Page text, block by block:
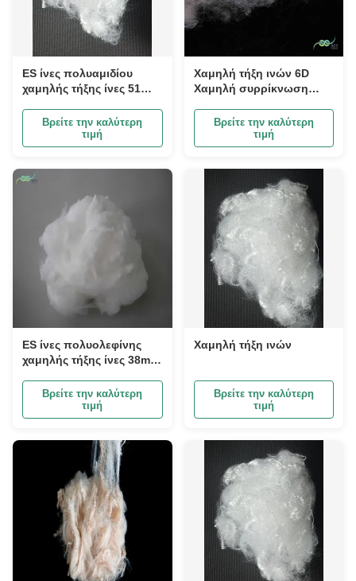
ES ίνες πολυαμιδίου
χαμηλής τήξης ίνες 51
βιομηχανικά υφάσματα
Βρείτε την καλύτερη
τιμή
Χαμηλή τήξη ινών 6D
Χαμηλή συρρίκνωση
αιθυλενοπροπυλενίου
για υγιεινό υλικό
Βρείτε την καλύτερη
τιμή
ES ίνες πολυολεφίνης
χαμηλής τήξης ίνες 38mm
υφάσματα κουζίνας
Βρείτε την καλύτερη
τιμή
Χαμηλή τήξη ινών
Βρείτε την καλύτερη
τιμή